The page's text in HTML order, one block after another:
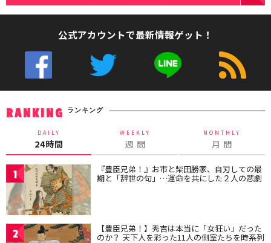
公式アカウントで最新情報ゲット！
RANKING ランキング
DAILY
24時間
WEEKLY
週 間
MONTHLY
月 間
1 『豊臣兄弟！』お市と柴田勝家、自刃しての最
期と「辞世の句」…運命を共にした２人の悲劇
2 【豊臣兄弟！】秀吉は本当に「女狂い」だった
のか？ 天下人を彩った11人の側室たちを時系列